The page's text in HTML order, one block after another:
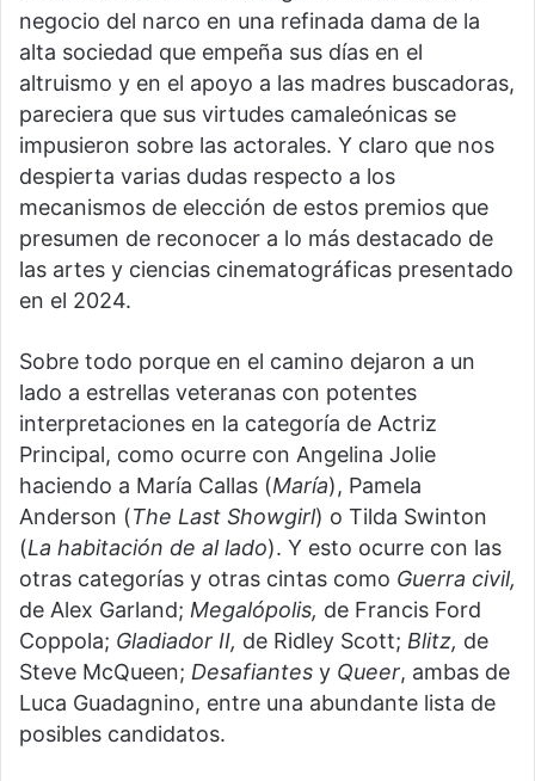
negocio del narco en una refinada dama de la
alta sociedad que empeña sus días en el
altruismo y en el apoyo a las madres buscadoras,
pareciera que sus virtudes camaleónicas se
impusieron sobre las actorales. Y claro que nos
despierta varias dudas respecto a los
mecanismos de elección de estos premios que
presumen de reconocer a lo más destacado de
las artes y ciencias cinematográficas presentado
en el 2024.
Sobre todo porque en el camino dejaron a un
lado a estrellas veteranas con potentes
interpretaciones en la categoría de Actriz
Principal, como ocurre con Angelina Jolie
haciendo a María Callas (María), Pamela
Anderson (The Last Showgirl) o Tilda Swinton
(La habitación de al lado). Y esto ocurre con las
otras categorías y otras cintas como Guerra civil,
de Alex Garland; Megalópolis, de Francis Ford
Coppola; Gladiador II, de Ridley Scott; Blitz, de
Steve McQueen; Desafiantes y Queer, ambas de
Luca Guadagnino, entre una abundante lista de
posibles candidatos.